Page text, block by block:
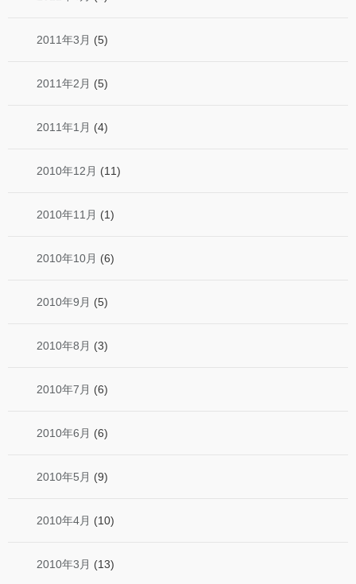
2011年3月 (5)
2011年2月 (5)
2011年1月 (4)
2010年12月 (11)
2010年11月 (1)
2010年10月 (6)
2010年9月 (5)
2010年8月 (3)
2010年7月 (6)
2010年6月 (6)
2010年5月 (9)
2010年4月 (10)
2010年3月 (13)